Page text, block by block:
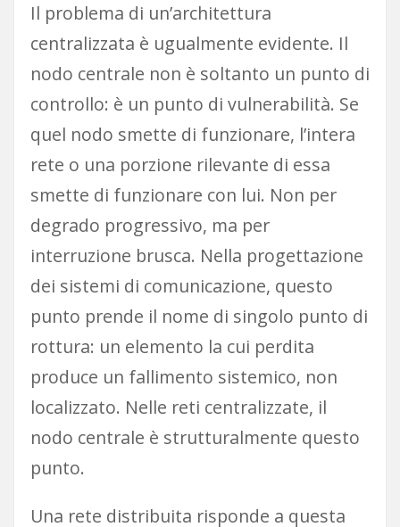
Il problema di un’architettura
centralizzata è ugualmente evidente. Il
nodo centrale non è soltanto un punto di
controllo: è un punto di vulnerabilità. Se
quel nodo smette di funzionare, l’intera
rete o una porzione rilevante di essa
smette di funzionare con lui. Non per
degrado progressivo, ma per
interruzione brusca. Nella progettazione
dei sistemi di comunicazione, questo
punto prende il nome di singolo punto di
rottura: un elemento la cui perdita
produce un fallimento sistemico, non
localizzato. Nelle reti centralizzate, il
nodo centrale è strutturalmente questo
punto.
Una rete distribuita risponde a questa